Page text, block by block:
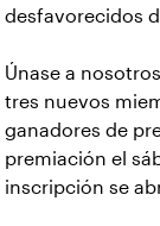
desfavorecidos
Únase a
tres nuevos
ganadores de
premiación el
inscripción se